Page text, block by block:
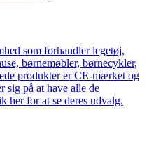
som forhandler legetøj,
børnemøbler, børnecykler,
produkter er CE-mærket og
sig på at have alle de
her for at se deres udvalg.